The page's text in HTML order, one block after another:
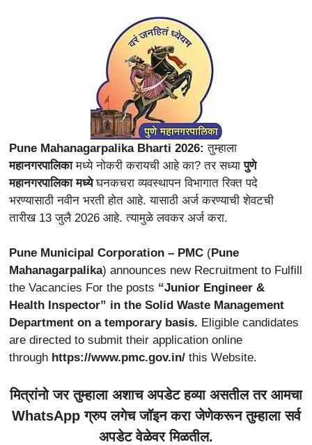
Pune Mahanagarpalika Bharti 2026:तुम्हाला
महानगरपालिकामध्ये नोकरी करायची आहे का? तर सध्यापुणे
महानगरपालिका मध्येघनकचरा व्यवस्थापन विभागात रिक्त पदे
भरण्यासाठी नवीन भरती होत आहे. यासाठी अर्ज करण्याची शेवटची
तारीख 13 जुलै 2026 आहे. त्यामुळे लवकर अर्ज करा.
Pune Municipal Corporation – PMC (Pune
Mahanagarpalika) announces new Recruitment to Fulfill
the Vacancies For the posts “Junior Engineer &
Health Inspector” in the Solid Waste Management
Department on a temporary basis. Eligible candidates
are directed to submit their application online
through https://www.pmc.gov.in/ this Website.
मित्रांनो जर तुम्हाला अशाच अपडेट हव्या असतील तर आमचा
WhatsApp ग्रुप लगेच जॉइन करा जेणेकरून तुम्हाला सर्व
अपडेट वेळेवर मिळतील.